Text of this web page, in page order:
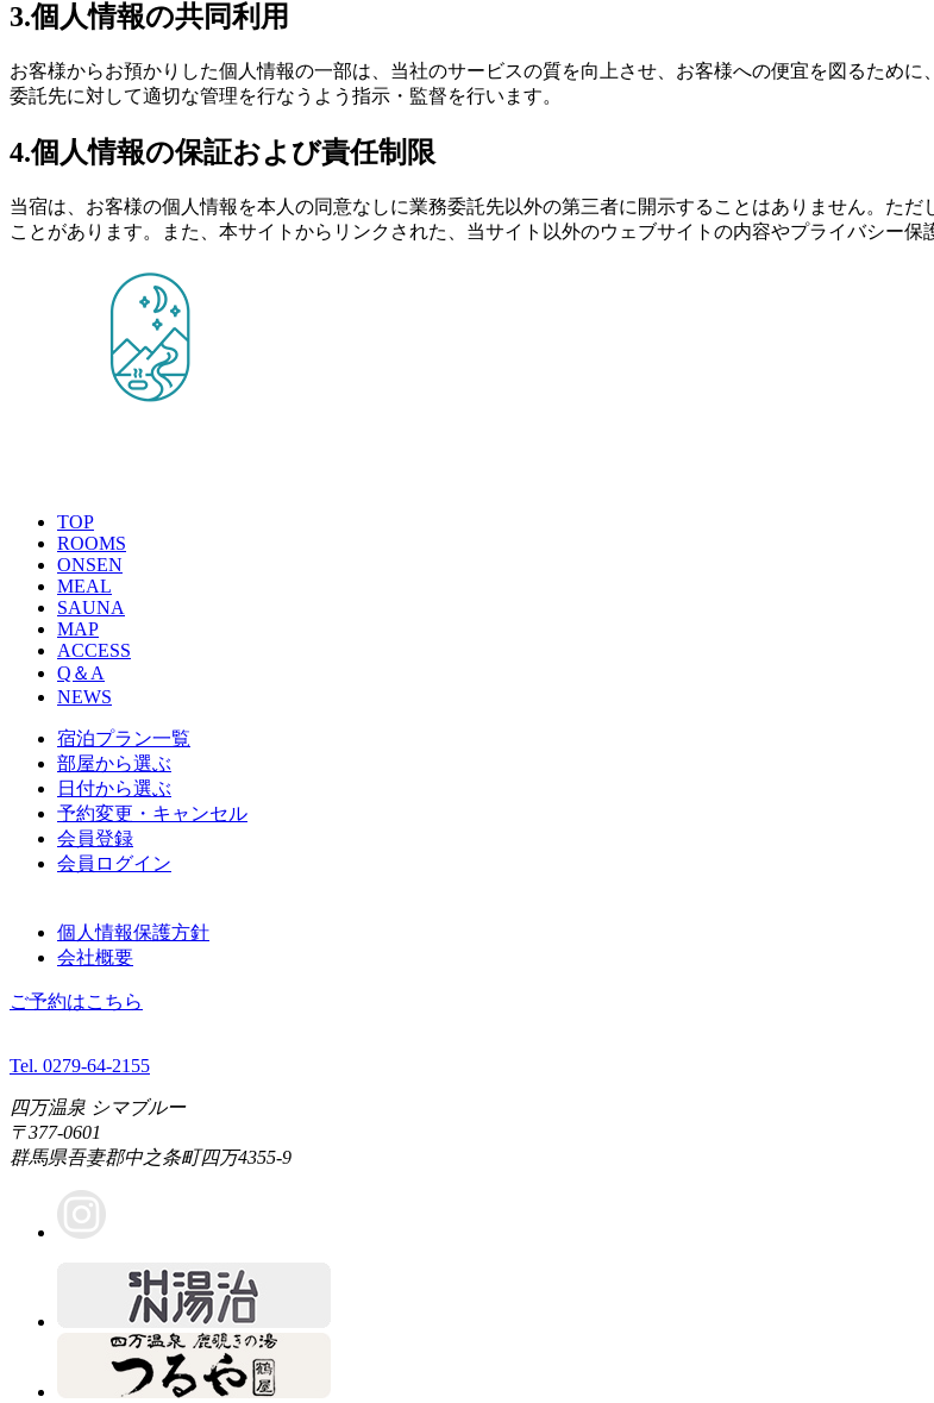
3.個人情報の共同利用
お客様からお預かりした個人情報の一部は、当社のサービスの質を向上させ、お客様への便宜を図るため
委託先に対して適切な管理を行なうよう指示・監督を行います。
4.個人情報の保証および責任制限
当宿は、お客様の個人情報を本人の同意なしに業務委託先以外の第三者に開示することはありません。た
ことがあります。また、本サイトからリンクされた、当サイト以外のウェブサイトの内容やプライバシー保
TOP
ROOMS
ONSEN
MEAL
SAUNA
MAP
ACCESS
Q＆A
NEWS
宿泊プラン一覧
部屋から選ぶ
日付から選ぶ
予約変更・キャンセル
会員登録
会員ログイン
個人情報保護方針
会社概要
ご予約はこちら
Tel. 0279-64-2155
四万温泉 シマブルー
〒377-0601
群馬県吾妻郡中之条町四万4355-9